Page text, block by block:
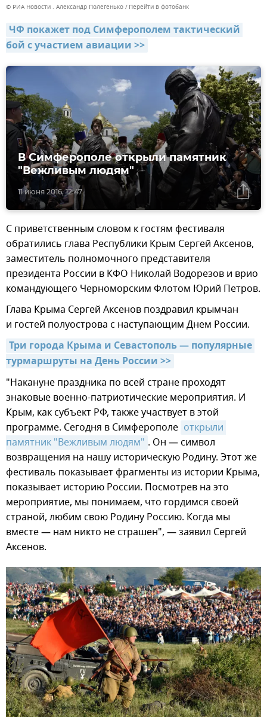
© РИА Новости . Александр Полегенько Перейти в фотобанк
ЧФ покажет под Симферополем тактический
бой с участием авиации >>
11 июня 2016, 12:47
В Симферополе открыли памятник
"Вежливым людям"
С приветственным словом к гостям фестиваля
обратились глава Республики Крым Сергей Аксенов,
заместитель полномочного представителя
президента России в КФО Николай Водорезов и врио
командующего Черноморским Флотом Юрий Петров.
Глава Крыма Сергей Аксенов поздравил крымчан
и гостей полуострова с наступающим Днем России.
Три города Крыма и Севастополь — популярные
турмаршруты на День России >>
"Накануне праздника по всей стране проходят
знаковые военно-патриотические мероприятия. И
Крым, как субъект РФ, также участвует в этой
программе. Сегодня в Симферополе открыли
памятник "Вежливым людям" . Он — символ
возвращения на нашу историческую Родину. Этот же
фестиваль показывает фрагменты из истории Крыма,
показывает историю России. Посмотрев на это
мероприятие, мы понимаем, что гордимся своей
страной, любим свою Родину Россию. Когда мы
вместе — нам никто не страшен", — заявил Сергей
Аксенов.